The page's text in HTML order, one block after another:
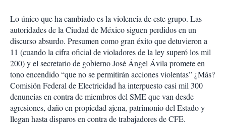
Lo único que ha cambiado es la violencia de este grupo. Las
autoridades de la Ciudad de México siguen perdidos en un
discurso absurdo. Presumen como gran éxito que detuvieron a
11 (cuando la cifra oficial de violadores de la ley superó los mil
200) y el secretario de gobierno José Ángel Ávila promete en
tono encendido “que no se permitirán acciones violentas” ¿Más?
Comisión Federal de Electricidad ha interpuesto casi mil 300
denuncias en contra de miembros del SME que van desde
agresiones, daño en propiedad ajena, patrimonio del Estado y
llegan hasta disparos en contra de trabajadores de CFE.